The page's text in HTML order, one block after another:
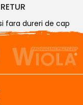
fara dureri de cap